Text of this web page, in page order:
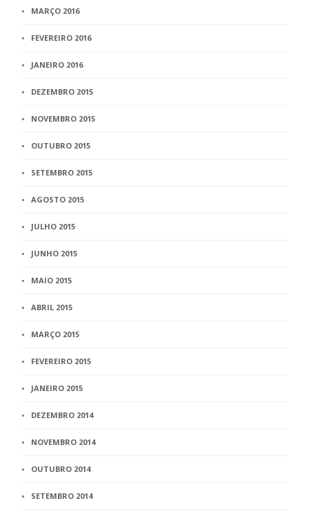
MARÇO 2016
FEVEREIRO 2016
JANEIRO 2016
DEZEMBRO 2015
NOVEMBRO 2015
OUTUBRO 2015
SETEMBRO 2015
AGOSTO 2015
JULHO 2015
JUNHO 2015
MAIO 2015
ABRIL 2015
MARÇO 2015
FEVEREIRO 2015
JANEIRO 2015
DEZEMBRO 2014
NOVEMBRO 2014
OUTUBRO 2014
SETEMBRO 2014